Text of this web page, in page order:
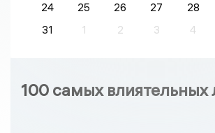
24
25 26 27 28
31
1 2 3 4
100 самых